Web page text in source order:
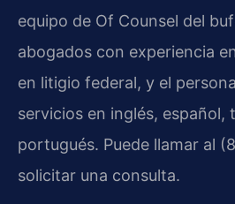
equipo de Of Counsel del
abogados con experiencia
en litigio federal, y el
servicios en inglés, español,
portugués. Puede llamar al
solicitar una consulta.